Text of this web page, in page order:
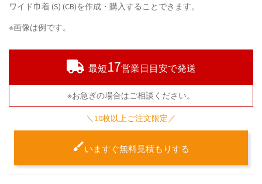
ワイド巾着 (S) (CB)を作成・購入することできます。
※画像は例です。
最短17営業日目安で発送
※お急ぎの場合はご相談ください。
＼10枚以上ご注文限定／
いますぐ無料見積もりする